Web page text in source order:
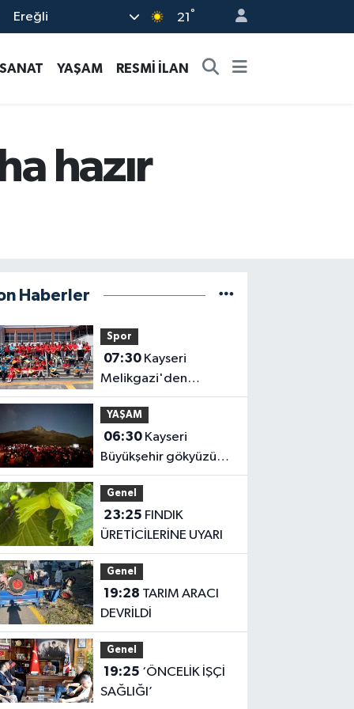
Ereğli 21 °
YAŞAM RESMİ İLAN
hazır
Haberler
Spor
07:30
Melikgazi'den
ücretsiz yaz kursları
YAŞAM
06:30
Büyükşehir gökyüzü
tutkunlarını Erciyes'te
buluşturacak
Genel
23:25
ÜRETİCİLERİNE UYARI
Genel
19:28
DEVRİLDİ
Genel
19:25
SAĞLIĞI’